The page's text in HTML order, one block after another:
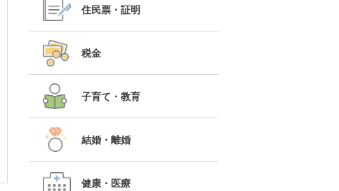
住民票・証明
税金
子育て・教育
結婚・離婚
健康・医療